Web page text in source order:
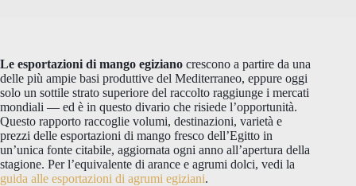
Le esportazioni di mango egiziano crescono a partire da una
delle più ampie basi produttive del Mediterraneo, eppure oggi
solo un sottile strato superiore del raccolto raggiunge i mercati
mondiali — ed è in questo divario che risiede l’opportunità.
Questo rapporto raccoglie volumi, destinazioni, varietà e
prezzi delle esportazioni di mango fresco dell’Egitto in
un’unica fonte citabile, aggiornata ogni anno all’apertura della
stagione. Per l’equivalente di arance e agrumi dolci, vedi la
guida alle esportazioni di agrumi egiziani.